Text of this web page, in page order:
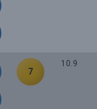
7
10.9